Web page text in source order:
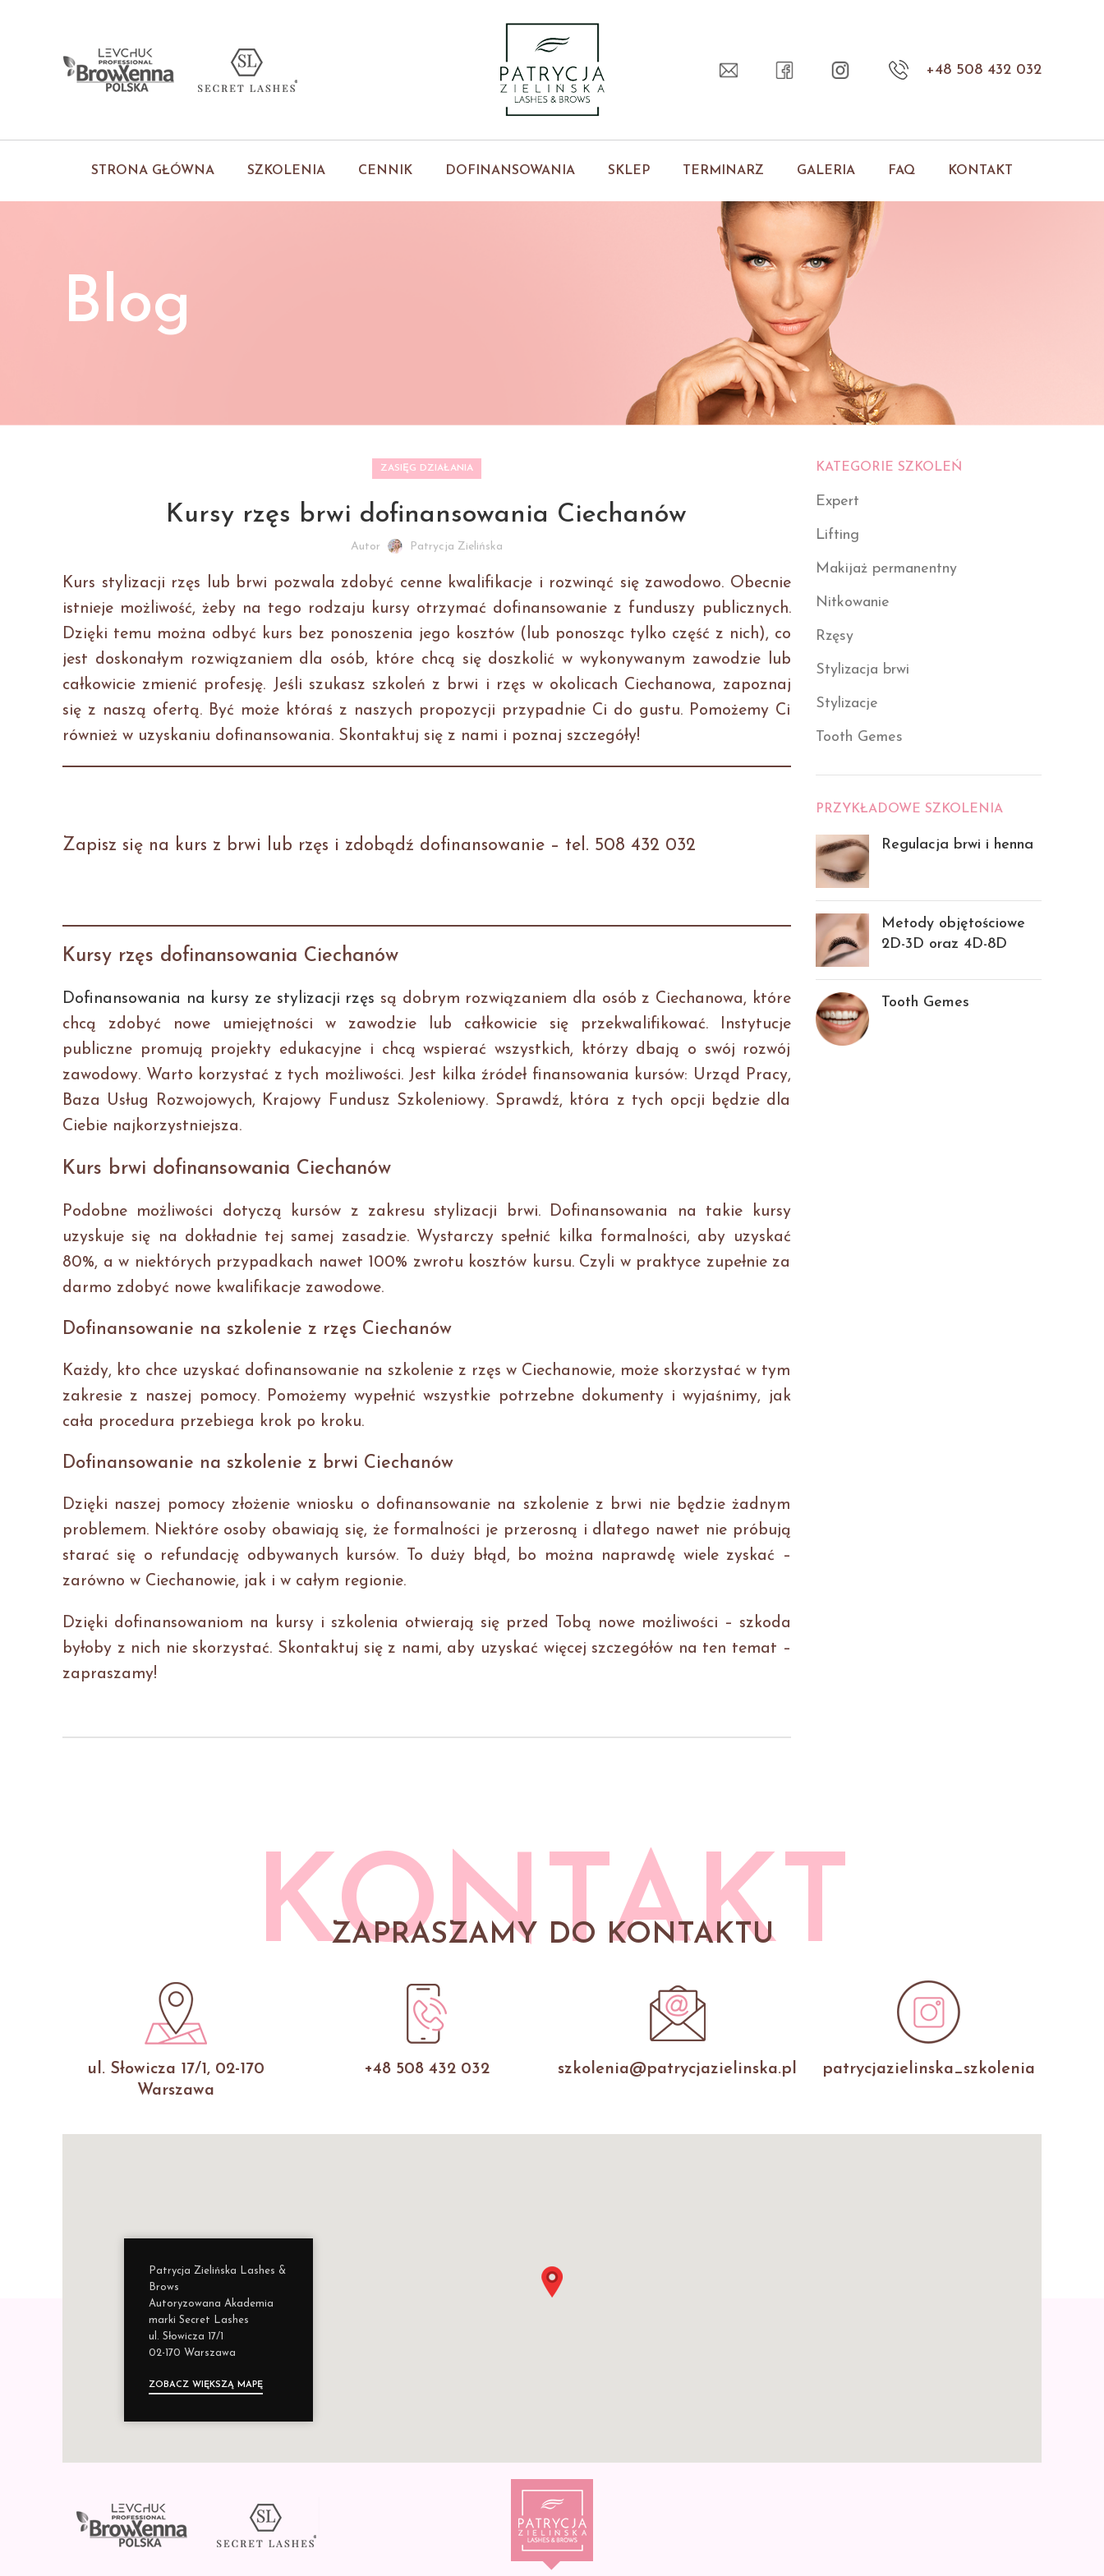
+48 508 432 032
STRONA GŁÓWNA SZKOLENIA CENNIK DOFINANSOWANIA SKLEP TERMINARZ GALERIA FAQ KONTAKT
Blog
ZASIĘG DZIAŁANIA
Kursy rzęs brwi dofinansowania Ciechanów
Autor Patrycja Zielińska
Kurs stylizacji rzęs lub brwi pozwala zdobyć cenne kwalifikacje i rozwinąć się zawodowo. Obecnie
istnieje możliwość, żeby na tego rodzaju kursy otrzymać dofinansowanie z funduszy publicznych.
Dzięki temu można odbyć kurs bez ponoszenia jego kosztów (lub ponosząc tylko część z nich), co
jest doskonałym rozwiązaniem dla osób, które chcą się doszkolić w wykonywanym zawodzie lub
całkowicie zmienić profesję. Jeśli szukasz szkoleń z brwi i rzęs w okolicach Ciechanowa, zapoznaj
się z naszą ofertą. Być może któraś z naszych propozycji przypadnie Ci do gustu. Pomożemy Ci
również w uzyskaniu dofinansowania. Skontaktuj się z nami i poznaj szczegóły!
Zapisz się na kurs z brwi lub rzęs i zdobądź dofinansowanie – tel. 508 432 032
Kursy rzęs dofinansowania Ciechanów
Dofinansowania na kursy ze stylizacji rzęs są dobrym rozwiązaniem dla osób z Ciechanowa, które
chcą zdobyć nowe umiejętności w zawodzie lub całkowicie się przekwalifikować. Instytucje
publiczne promują projekty edukacyjne i chcą wspierać wszystkich, którzy dbają o swój rozwój
zawodowy. Warto korzystać z tych możliwości. Jest kilka źródeł finansowania kursów: Urząd Pracy,
Baza Usług Rozwojowych, Krajowy Fundusz Szkoleniowy. Sprawdź, która z tych opcji będzie dla
Ciebie najkorzystniejsza.
Kurs brwi dofinansowania Ciechanów
Podobne możliwości dotyczą kursów z zakresu stylizacji brwi. Dofinansowania na takie kursy
uzyskuje się na dokładnie tej samej zasadzie. Wystarczy spełnić kilka formalności, aby uzyskać
80%, a w niektórych przypadkach nawet 100% zwrotu kosztów kursu. Czyli w praktyce zupełnie za
darmo zdobyć nowe kwalifikacje zawodowe.
Dofinansowanie na szkolenie z rzęs Ciechanów
Każdy, kto chce uzyskać dofinansowanie na szkolenie z rzęs w Ciechanowie, może skorzystać w tym
zakresie z naszej pomocy. Pomożemy wypełnić wszystkie potrzebne dokumenty i wyjaśnimy, jak
cała procedura przebiega krok po kroku.
Dofinansowanie na szkolenie z brwi Ciechanów
Dzięki naszej pomocy złożenie wniosku o dofinansowanie na szkolenie z brwi nie będzie żadnym
problemem. Niektóre osoby obawiają się, że formalności je przerosną i dlatego nawet nie próbują
starać się o refundację odbywanych kursów. To duży błąd, bo można naprawdę wiele zyskać –
zarówno w Ciechanowie, jak i w całym regionie.
Dzięki dofinansowaniom na kursy i szkolenia otwierają się przed Tobą nowe możliwości – szkoda
byłoby z nich nie skorzystać. Skontaktuj się z nami, aby uzyskać więcej szczegółów na ten temat –
zapraszamy!
KATEGORIE SZKOLEŃ
Expert
Lifting
Makijaż permanentny
Nitkowanie
Rzęsy
Stylizacja brwi
Stylizacje
Tooth Gemes
PRZYKŁADOWE SZKOLENIA
Regulacja brwi i henna
Metody objętościowe
2D-3D oraz 4D-8D
Tooth Gemes
KONTAKT
ZAPRASZAMY DO KONTAKTU
ul. Słowicza 17/1, 02-170
Warszawa
+48 508 432 032 szkolenia@patrycjazielinska.pl patrycjazielinska_szkolenia
Patrycja Zielińska Lashes &
Brows
Autoryzowana Akademia
marki Secret Lashes
ul. Słowicza 17/1
02-170 Warszawa
ZOBACZ WIĘKSZĄ MAPĘ